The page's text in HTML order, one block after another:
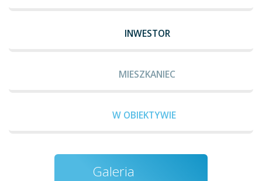
INWESTOR
MIESZKANIEC
W OBIEKTYWIE
Galeria